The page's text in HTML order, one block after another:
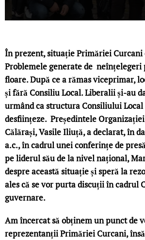
În prezent, situație Primăriei Curcani
Problemele generate de neînțelegeri
floare. După ce a rămas viceprimar,
și fără Consiliu Local. Liberalii și-au
urmând ca structura Consiliului Local
desființeze. Președintele Organizației
Călărași, Vasile Iliuță, a declarat, în
a.c., în cadrul unei conferințe de
pe liderul său de la nivel național,
despre această situație și speră la
ales că se vor purta discuții în cadrul
guvernare.
Am încercat să obținem un punct de
reprezentanții Primăriei Curcani, însă